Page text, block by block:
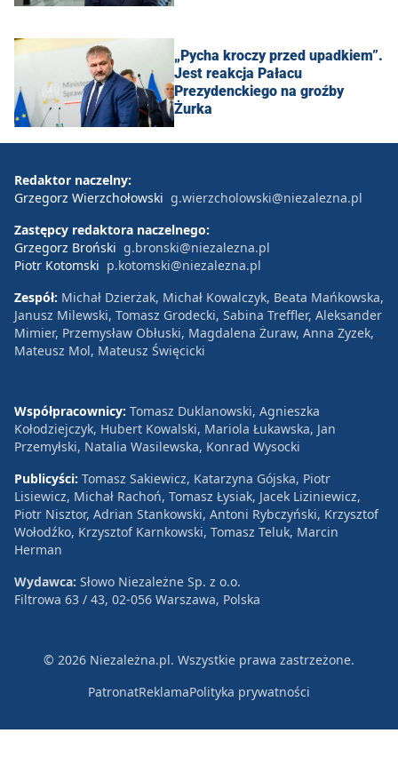
„Pycha kroczy przed upadkiem”.
Jest reakcja Pałacu
Prezydenckiego na groźby
Żurka
Redaktor naczelny:
Grzegorz Wierzchołowski g.wierzcholowski@niezalezna.pl
Zastępcy redaktora naczelnego:
Grzegorz Broński g.bronski@niezalezna.pl
Piotr Kotomski p.kotomski@niezalezna.pl
Zespół: Michał Dzierżak, Michał Kowalczyk, Beata Mańkowska,
Janusz Milewski, Tomasz Grodecki, Sabina Treffler, Aleksander
Mimier, Przemysław Obłuski, Magdalena Żuraw, Anna Zyzek,
Mateusz Mol, Mateusz Święcicki
Współpracownicy: Tomasz Duklanowski, Agnieszka
Kołodziejczyk, Hubert Kowalski, Mariola Łukawska, Jan
Przemyłski, Natalia Wasilewska, Konrad Wysocki
Publicyści: Tomasz Sakiewicz, Katarzyna Gójska, Piotr
Lisiewicz, Michał Rachoń, Tomasz Łysiak, Jacek Liziniewicz,
Piotr Nisztor, Adrian Stankowski, Antoni Rybczyński, Krzysztof
Wołodźko, Krzysztof Karnkowski, Tomasz Teluk, Marcin
Herman
Wydawca: Słowo Niezależne Sp. z o.o.
Filtrowa 63 / 43, 02-056 Warszawa, Polska
© 2026 Niezależna.pl. Wszystkie prawa zastrzeżone.
PatronatReklamaPolityka prywatności